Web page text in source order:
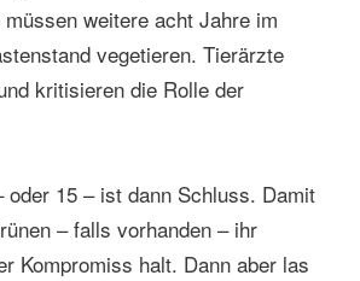
weitere acht Jahre im
vegetieren. Tierärzte
kritisieren die Rolle der
oder 15 – ist dann Schluss. Damit
– falls vorhanden – ihr
Kompromiss halt. Dann aber las